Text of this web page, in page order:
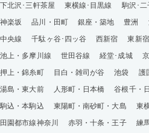
下北沢･三軒茶屋
東横線･目黒線 駒沢･二
神楽坂
品川・田町 銀座・築地 豊洲
中央線
千駄ヶ谷･四ッ谷 西新宿 東新
池上・多摩川線
世田谷線 経堂･成城
押上・錦糸町
目白・雑司が谷 池袋 護
湯島・東大前
人形町・日本橋 谷根千・
駒込・本駒込
東陽町・南砂町・大島 東
田園都市線神奈川
赤羽・十条・王子
練